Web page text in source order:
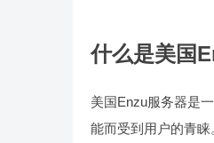
什么是美国
美国Enzu服务器是
能而受到用户的青睐